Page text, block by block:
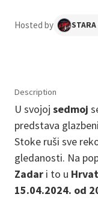
Hosted by
Description
U svojoj sedmoj
predstava
Stoke ruši sve
gledanosti. Na
Zadar i to u
15.04.2024. od